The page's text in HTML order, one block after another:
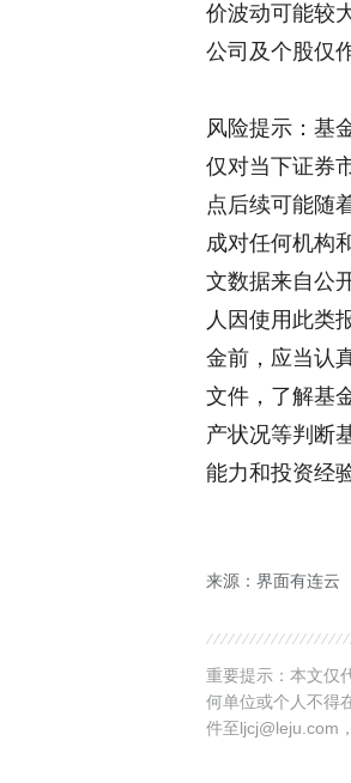
价波动可能较
公司及个股仅
风险提示：基
仅对当下证券
点后续可能随
成对任何机构
文数据来自公
人因使用此类
金前，应当认
文件，了解基
产状况等判断
能力和投资经
来源：界面有连云
重要提示：本文仅
何单位或个人不得
件至ljcj@leju.com